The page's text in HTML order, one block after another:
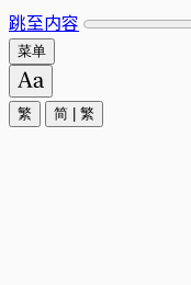
跳至内容
菜单
繁 简 繁